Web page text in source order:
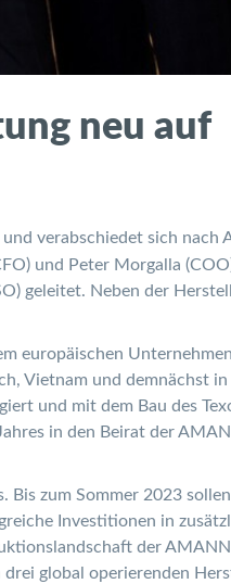
neu auf
verabschiedet sich nach
und Peter Morgalla
geleitet. Neben der
europäischen
Vietnam und demnächst in
und mit dem Bau des
in den Beirat der
zum Sommer 2023
Investitionen in
der
global operierenden